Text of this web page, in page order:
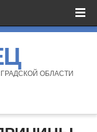
ОБЛАСТИ